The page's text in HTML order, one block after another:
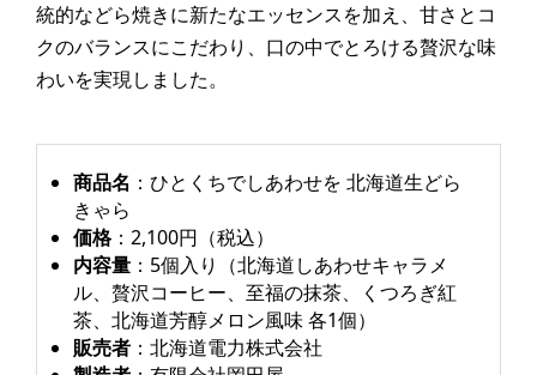
統的などら焼きに新たなエッセンスを加え、甘さとコ
クのバランスにこだわり、口の中でとろける贅沢な味
わいを実現しました。
商品名 ：ひとくちでしあわせを 北海道生どら
きゃら
価格：2,100円（税込）
内容量 ：5個入り（北海道しあわせキャラメ
ル、贅沢コーヒー、至福の抹茶、くつろぎ紅
茶、北海道芳醇メロン風味 各1個）
販売者 ：北海道電力株式会社